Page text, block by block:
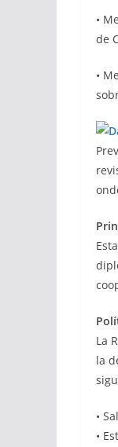
•
de
•
La
la
•
•